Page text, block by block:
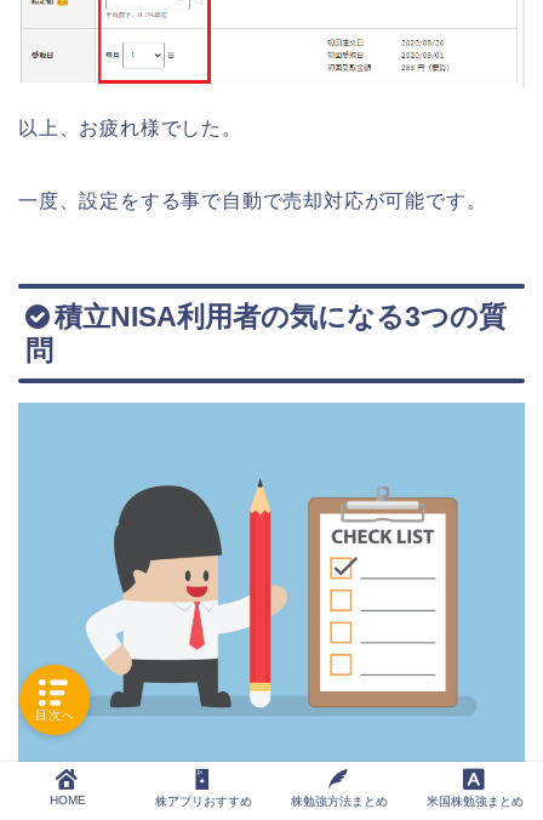
以上、お疲れ様でした。
一度、設定をする事で自動で売却対応が可能です。
積立NISA利用者の気になる3つの質
問
積立NISA利用者の質問をまとめました。
HOME 株アプリおすすめ 株勉強方法まとめ 米国株勉強まとめ
目次へ